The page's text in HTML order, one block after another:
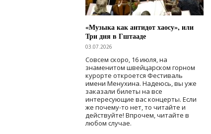
«Музыка как антидот хаосу», или
Три дня в Гштааде
03.07.2026
Совсем скоро, 16 июля, на
знаменитом швейцарском горном
курорте откроется Фестиваль
имени Менухина. Надеюсь, вы уже
заказали билеты на все
интересующие вас концерты. Если
же почему-то нет, то читайте и
действуйте! Впрочем, читайте в
любом случае.